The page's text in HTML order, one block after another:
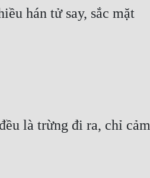
hán tử say, sắc mặt
là trừng đi ra, chỉ cảm